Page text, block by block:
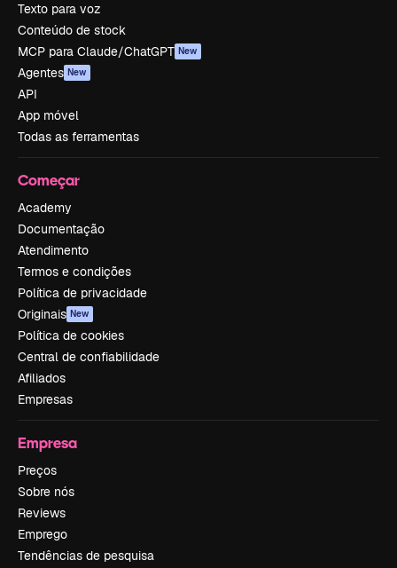
Texto para voz
Conteúdo de stock
MCP para Claude/ChatGPT New
Agentes New
API
App móvel
Todas as ferramentas
Começar
Academy
Documentação
Atendimento
Termos e condições
Política de privacidade
Originais New
Política de cookies
Central de confiabilidade
Afiliados
Empresas
Empresa
Preços
Sobre nós
Reviews
Emprego
Tendências de pesquisa